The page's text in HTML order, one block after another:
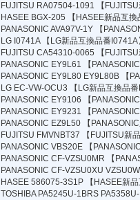
FUJITSU RA07504-1091
【
HASEE BGX-205
【HASEE新品互
PANASONIC AVA97V-1Y
【
LG I0741A
【LG新品互換品番
FUJITSU CA54310-0065
【
PANASONIC EY9L61
【
PANASONIC EY9L80 EY9L80B
【
LG EC-VW-OCU3
【LG新品互換品
PANASONIC EY9106
【
PANASONIC EY9231
【
PANASONIC EZ9L50
【
FUJITSU FMVNBT37
【FUJITSU新
PANASONIC VBS20E
【
PANASONIC CF-VZSU0MR
【
PANASONIC CF-VZSU0XU
HASEE 586075-3S1P
【HASEE新
TOSHIBA PA5245U-1BRS